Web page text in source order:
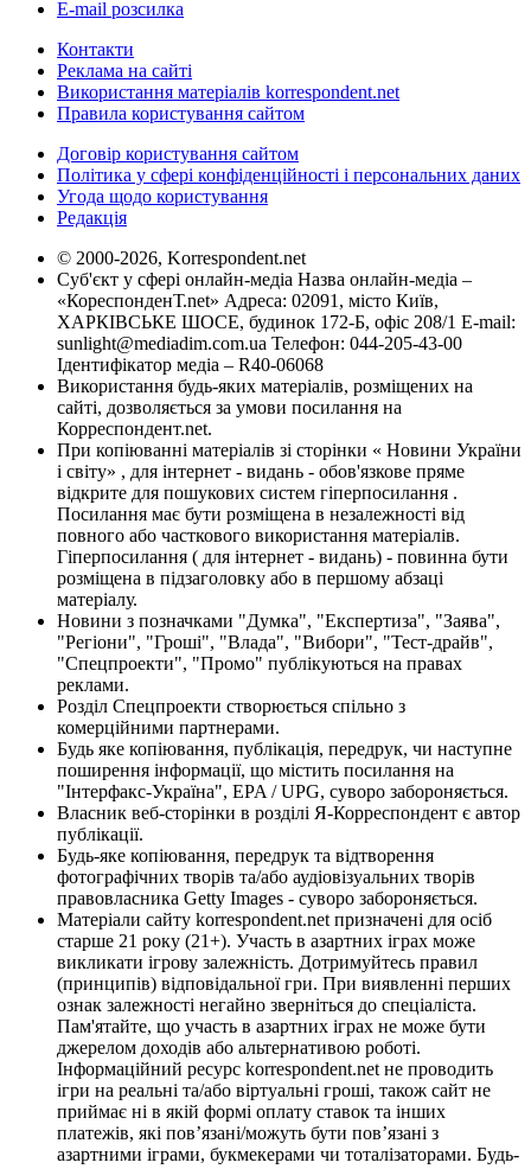
E-mail розсилка
Контакти
Реклама на сайті
Використання матеріалів korrespondent.net
Правила користування сайтом
Договір користування сайтом
Політика у сфері конфіденційності і персональних даних
Угода щодо користування
Редакція
© 2000-2026, Korrespondent.net
Суб'єкт у сфері онлайн-медіа Назва онлайн-медіа –
«КореспонденТ.net» Адреса: 02091, місто Київ,
ХАРКІВСЬКЕ ШОСЕ, будинок 172-Б, офіс 208/1 E-mail:
sunlight@mediadim.com.ua Телефон: 044-205-43-00
Ідентифікатор медіа – R40-06068
Використання будь-яких матеріалів, розміщених на
сайті, дозволяється за умови посилання на
Корреспондент.net.
При копіюванні матеріалів зі сторінки « Новини України
і світу» , для інтернет - видань - обов'язкове пряме
відкрите для пошукових систем гіперпосилання .
Посилання має бути розміщена в незалежності від
повного або часткового використання матеріалів.
Гіперпосилання ( для інтернет - видань) - повинна бути
розміщена в підзаголовку або в першому абзаці
матеріалу.
Новини з позначками "Думка", "Експертиза", "Заява",
"Регіони", "Гроші", "Влада", "Вибори", "Тест-драйв",
"Спецпроекти", "Промо" публікуються на правах
реклами.
Розділ Спецпроекти створюється спільно з
комерційними партнерами.
Будь яке копіювання, публікація, передрук, чи наступне
поширення інформації, що містить посилання на
"Інтерфакс-Україна", EPA / UPG, суворо забороняється.
Власник веб-сторінки в розділі Я-Корреспондент є автор
публікації.
Будь-яке копіювання, передрук та відтворення
фотографічних творів та/або аудіовізуальних творів
правовласника Getty Images - суворо забороняється.
Матеріали сайту korrespondent.net призначені для осіб
старше 21 року (21+). Участь в азартних іграх може
викликати ігрову залежність. Дотримуйтесь правил
(принципів) відповідальної гри. При виявленні перших
ознак залежності негайно зверніться до спеціаліста.
Пам'ятайте, що участь в азартних іграх не може бути
джерелом доходів або альтернативою роботі.
Інформаційний ресурс korrespondent.net не проводить
ігри на реальні та/або віртуальні гроші, також сайт не
приймає ні в якій формі оплату ставок та інших
платежів, які пов’язані/можуть бути пов’язані з
азартними іграми, букмекерами чи тоталізаторами. Будь-